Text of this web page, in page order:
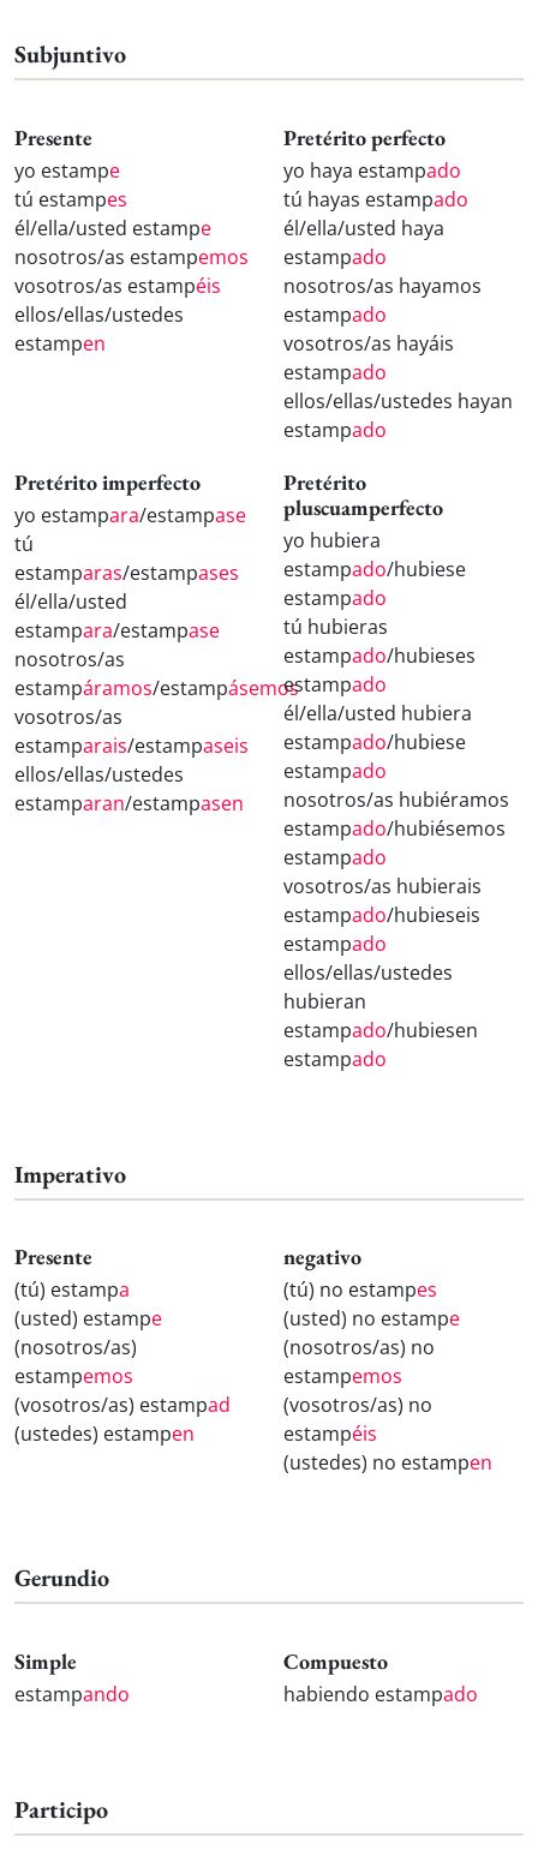
Subjuntivo
Presente
yo estampe
tú estampes
él/ella/usted estampe
nosotros/as estampemos
vosotros/as estampéis
ellos/ellas/ustedes
estampen
Pretérito perfecto
yo haya estampado
tú hayas estampado
él/ella/usted haya
estampado
nosotros/as hayamos
estampado
vosotros/as hayáis
estampado
ellos/ellas/ustedes hayan
estampado
Pretérito imperfecto
yo estampara/estampase
tú
estamparas/estampases
él/ella/usted
estampara/estampase
nosotros/as
estampáramos/estampásemos
vosotros/as
estamparais/estampaseis
ellos/ellas/ustedes
estamparan/estampasen
Pretérito
pluscuamperfecto
yo hubiera
estampado/hubiese
estampado
tú hubieras
estampado/hubieses
estampado
él/ella/usted hubiera
estampado/hubiese
estampado
nosotros/as hubiéramos
estampado/hubiésemos
estampado
vosotros/as hubierais
estampado/hubieseis
estampado
ellos/ellas/ustedes
hubieran
estampado/hubiesen
estampado
Imperativo
Presente
(tú) estampa
(usted) estampe
(nosotros/as)
estampemos
(vosotros/as) estampad
(ustedes) estampen
negativo
(tú) no estampes
(usted) no estampe
(nosotros/as) no
estampemos
(vosotros/as) no
estampéis
(ustedes) no estampen
Gerundio
Simple
estampando
Compuesto
habiendo estampado
Participo